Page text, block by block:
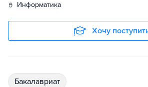
информатика
Хочу
бакалавриат